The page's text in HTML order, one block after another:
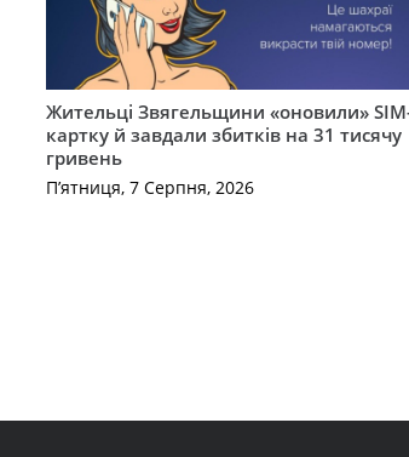
Жительці Звягельщини «оновили»
картку й завдали збитків на 31 тисячу
гривень
П’ятниця, 7 Серпня, 2026